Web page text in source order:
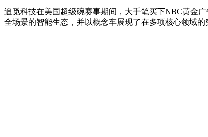
追觅科技在美国超级碗赛事期间，大手笔买下NBC黄金
全场景的智能生态，并以概念车展现了在多项核心领域